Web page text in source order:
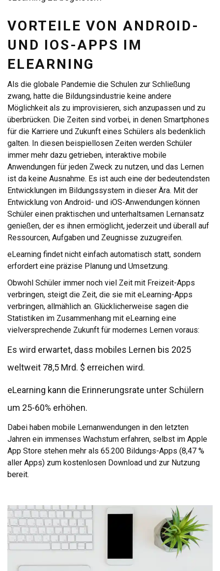
VORTEILE VON ANDROID-
UND IOS-APPS IM
ELEARNING
Als die globale Pandemie die Schulen zur Schließung
zwang, hatte die Bildungsindustrie keine andere
Möglichkeit als zu improvisieren, sich anzupassen und zu
überbrücken. Die Zeiten sind vorbei, in denen Smartphones
für die Karriere und Zukunft eines Schülers als bedenklich
galten. In diesen beispiellosen Zeiten werden Schüler
immer mehr dazu getrieben, interaktive mobile
Anwendungen für jeden Zweck zu nutzen, und das Lernen
ist da keine Ausnahme. Es ist auch eine der bedeutendsten
Entwicklungen im Bildungssystem in dieser Ära. Mit der
Entwicklung von Android- und iOS-Anwendungen können
Schüler einen praktischen und unterhaltsamen Lernansatz
genießen, der es ihnen ermöglicht, jederzeit und überall auf
Ressourcen, Aufgaben und Zeugnisse zuzugreifen.
eLearning findet nicht einfach automatisch statt, sondern
erfordert eine präzise Planung und Umsetzung.
Obwohl Schüler immer noch viel Zeit mit Freizeit-Apps
verbringen, steigt die Zeit, die sie mit eLearning-Apps
verbringen, allmählich an. Glücklicherweise sagen die
Statistiken im Zusammenhang mit eLearning eine
vielversprechende Zukunft für modernes Lernen voraus:
Es wird erwartet, dass mobiles Lernen bis 2025
weltweit 78,5 Mrd. $ erreichen wird.
eLearning kann die Erinnerungsrate unter Schülern
um 25-60% erhöhen.
Dabei haben mobile Lernanwendungen in den letzten
Jahren ein immenses Wachstum erfahren, selbst im Apple
App Store stehen mehr als 65.200 Bildungs-Apps (8,47 %
aller Apps) zum kostenlosen Download und zur Nutzung
bereit.